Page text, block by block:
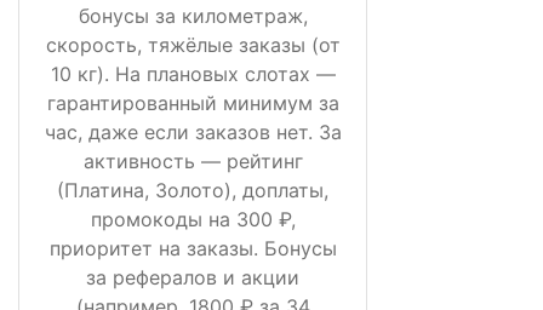
бонусы за километраж,
скорость, тяжёлые заказы (от
10 кг). На плановых слотах —
гарантированный минимум за
час, даже если заказов нет. За
активность — рейтинг
(Платина, Золото), доплаты,
промокоды на 300 ₽,
приоритет на заказы. Бонусы
за рефералов и акции